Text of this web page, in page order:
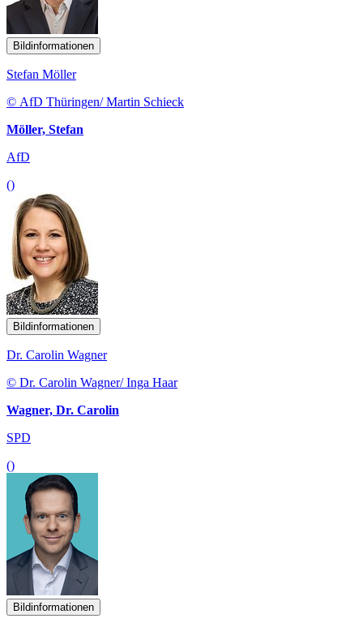
Bildinformationen
Stefan Möller
© AfD Thüringen/ Martin Schieck
Möller, Stefan
AfD
()
Bildinformationen
Dr. Carolin Wagner
© Dr. Carolin Wagner/ Inga Haar
Wagner, Dr. Carolin
SPD
()
Bildinformationen